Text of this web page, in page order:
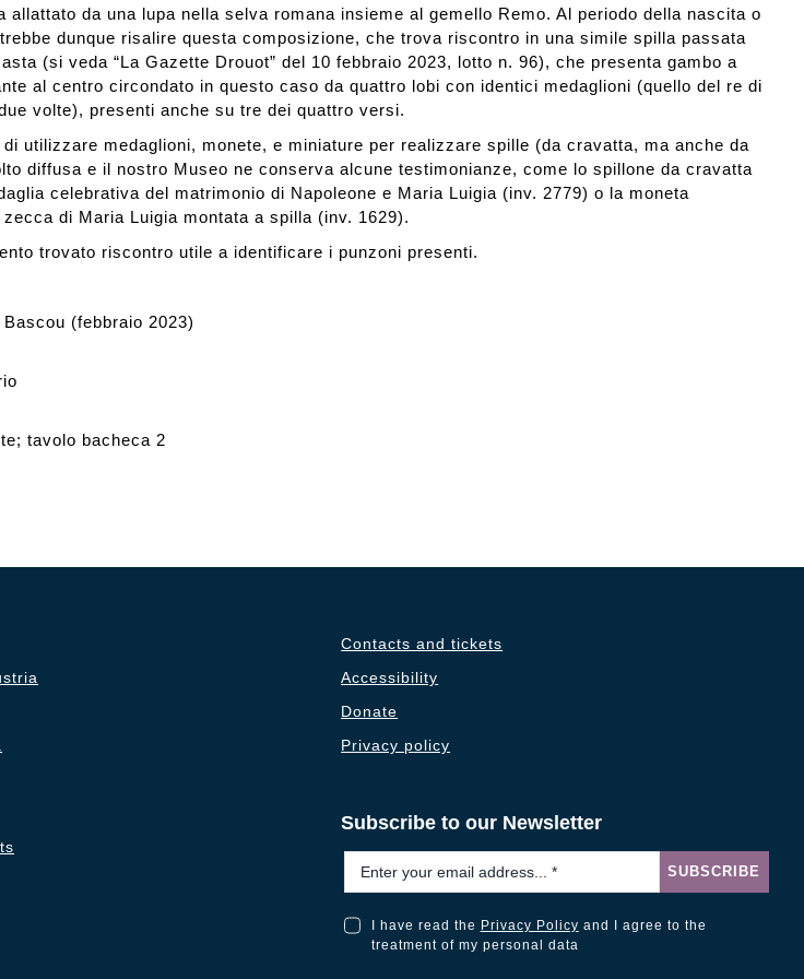
allattato da una lupa nella selva romana insieme al gemello Remo. Al periodo della nascita o
dunque risalire questa composizione, che trova riscontro in una simile spilla passata
(si veda “La Gazette Drouot” del 10 febbraio 2023, lotto n. 96), che presenta gambo a
al centro circondato in questo caso da quattro lobi con identici medaglioni (quello del re di
volte), presenti anche su tre dei quattro versi.
di utilizzare medaglioni, monete, e miniature per realizzare spille (da cravatta, ma anche da
diffusa e il nostro Museo ne conserva alcune testimonianze, come lo spillone da cravatta
celebrativa del matrimonio di Napoleone e Maria Luigia (inv. 2779) o la moneta
di Maria Luigia montata a spilla (inv. 1629).
trovato riscontro utile a identificare i punzoni presenti.
(febbraio 2023)
tavolo bacheca 2
Contacts and tickets
Accessibility
Donate
Privacy policy
Subscribe to our Newsletter
SUBSCRIBE
I have read the Privacy Policy and I agree to the
treatment of my personal data